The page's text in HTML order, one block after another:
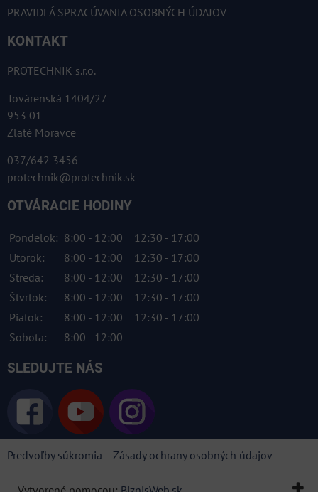
PRAVIDLÁ SPRACÚVANIA OSOBNÝCH ÚDAJOV
KONTAKT
PROTECHNIK s.r.o.
Továrenská 1404/27
953 01
Zlaté Moravce
037/642 3456
protechnik@protechnik.sk
OTVÁRACIE HODINY
Pondelok: 8:00 - 12:00
12:30 - 17:00
Utorok:
8:00 - 12:00
12:30 - 17:00
Streda:
8:00 - 12:00
12:30 - 17:00
Štvrtok:
8:00 - 12:00
12:30 - 17:00
Piatok:
8:00 - 12:00
12:30 - 17:00
Sobota:
8:00 - 12:00
SLEDUJTE NÁS
Predvoľby súkromia Zásady ochrany osobných údajov